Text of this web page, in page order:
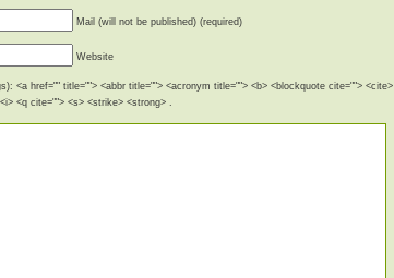
Mail (will not be published) (required)
Website
<a href="" title=""> <abbr title=""> <acronym title=""> <b> <blockquote cite=""> <cite>
<q cite=""> <s> <strike> <strong> .